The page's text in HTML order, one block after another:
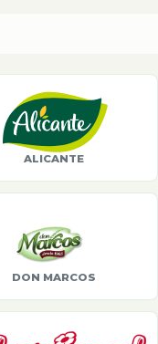
ALICANTE
DON MARCOS